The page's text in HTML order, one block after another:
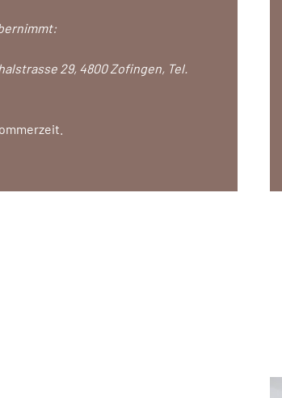
29, 4800 Zofingen, Tel.